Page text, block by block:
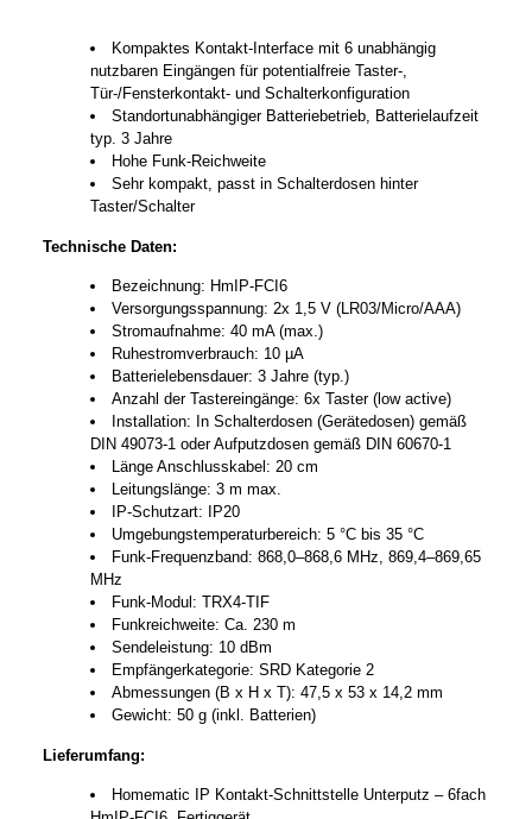
Kompaktes Kontakt-Interface mit 6 unabhängig
nutzbaren Eingängen für potentialfreie Taster-,
Tür-/Fensterkontakt- und Schalterkonfiguration
Standortunabhängiger Batteriebetrieb, Batterielaufzeit
typ. 3 Jahre
Hohe Funk-Reichweite
Sehr kompakt, passt in Schalterdosen hinter
Taster/Schalter
Technische Daten:
Bezeichnung: HmIP-FCI6
Versorgungsspannung: 2x 1,5 V (LR03/Micro/AAA)
Stromaufnahme: 40 mA (max.)
Ruhestromverbrauch: 10 µA
Batterielebensdauer: 3 Jahre (typ.)
Anzahl der Tastereingänge: 6x Taster (low active)
Installation: In Schalterdosen (Gerätedosen) gemäß
DIN 49073-1 oder Aufputzdosen gemäß DIN 60670-1
Länge Anschlusskabel: 20 cm
Leitungslänge: 3 m max.
IP-Schutzart: IP20
Umgebungstemperaturbereich: 5 °C bis 35 °C
Funk-Frequenzband: 868,0–868,6 MHz, 869,4–869,65
MHz
Funk-Modul: TRX4-TIF
Funkreichweite: Ca. 230 m
Sendeleistung: 10 dBm
Empfängerkategorie: SRD Kategorie 2
Abmessungen (B x H x T): 47,5 x 53 x 14,2 mm
Gewicht: 50 g (inkl. Batterien)
Lieferumfang:
Homematic IP Kontakt-Schnittstelle Unterputz – 6fach